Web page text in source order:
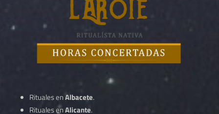
Rituales enAlbacete.
Rituales enAlicante.